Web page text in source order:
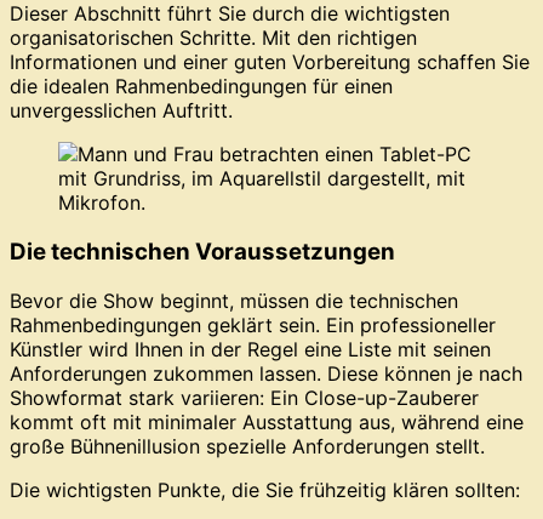
Dieser Abschnitt führt Sie durch die wichtigsten
organisatorischen Schritte. Mit den richtigen
Informationen und einer guten Vorbereitung schaffen Sie
die idealen Rahmenbedingungen für einen
unvergesslichen Auftritt.
Die technischen Voraussetzungen
Bevor die Show beginnt, müssen die technischen
Rahmenbedingungen geklärt sein. Ein professioneller
Künstler wird Ihnen in der Regel eine Liste mit seinen
Anforderungen zukommen lassen. Diese können je nach
Showformat stark variieren: Ein Close-up-Zauberer
kommt oft mit minimaler Ausstattung aus, während eine
große Bühnenillusion spezielle Anforderungen stellt.
Die wichtigsten Punkte, die Sie frühzeitig klären sollten: